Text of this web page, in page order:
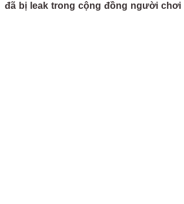
đã bị leak trong cộng đồng người chơi